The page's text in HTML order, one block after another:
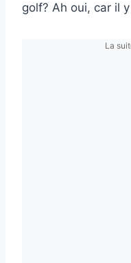
golf? Ah oui, car il
La